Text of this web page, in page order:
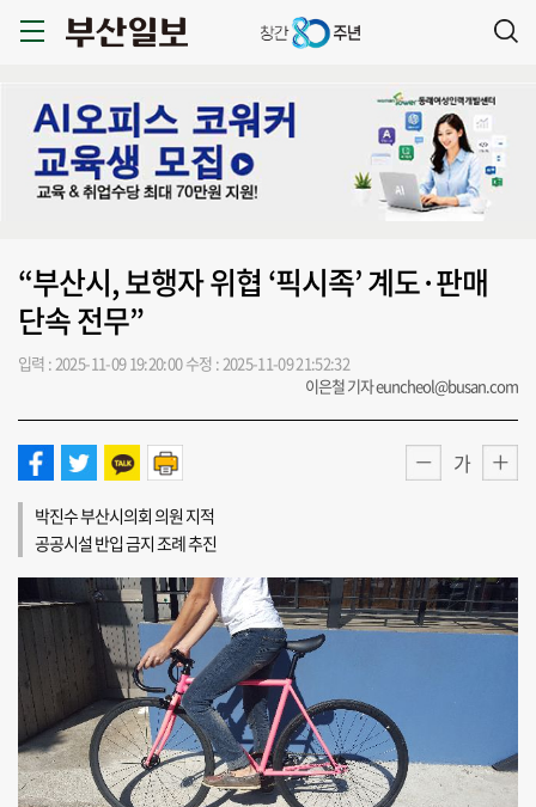
“부산시, 보행자 위협 ‘픽시족’ 계도·판매
단속 전무”
입력 : 2025-11-09 19:20:00수정 : 2025-11-09 21:52:32
이은철 기자 euncheol@busan.com
가
박진수 부산시의회 의원 지적
공공시설 반입 금지 조례 추진